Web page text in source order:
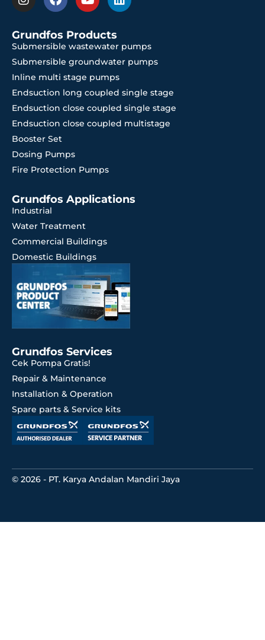
Grundfos Products
Submersible wastewater pumps
Submersible groundwater pumps
Inline multi stage pumps
Endsuction long coupled single stage
Endsuction close coupled single stage
Endsuction close coupled multistage
Booster Set
Dosing Pumps
Fire Protection Pumps
Grundfos Applications
Industrial
Water Treatment
Commercial Buildings
Domestic Buildings
Grundfos Services
Cek Pompa Gratis!
Repair & Maintenance
Installation & Operation
Spare parts & Service kits
© 2026 - PT. Karya Andalan Mandiri Jaya